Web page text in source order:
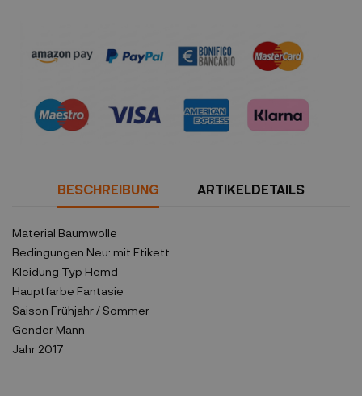
BESCHREIBUNG ARTIKELDETAILS
Material Baumwolle
Bedingungen Neu: mit Etikett
Kleidung Typ Hemd
Hauptfarbe Fantasie
Saison Frühjahr / Sommer
Gender Mann
Jahr 2017